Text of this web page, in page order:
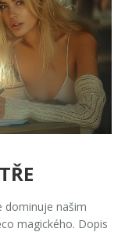
dominuje našim
magického. Dopis